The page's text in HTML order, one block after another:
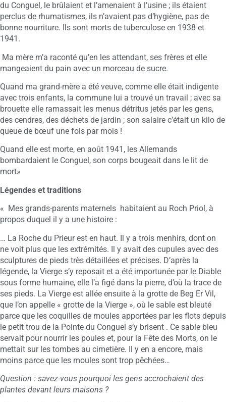
du Conguel, le brûlaient et l’amenaient à l’usine ; ils étaient
perclus de rhumatismes, ils n’avaient pas d’hygiène, pas de
bonne nourriture. Ils sont morts de tuberculose en 1938 et
1941.
Ma mère m’a raconté qu’en les attendant, ses frères et elle
mangeaient du pain avec un morceau de sucre.
Quand ma grand-mère a été veuve, comme elle était indigente
avec trois enfants, la commune lui a trouvé un travail ; avec sa
brouette elle ramassait les menus détritus jetés par les gens,
des cendres, des déchets de jardin ; son salaire c’était un kilo de
queue de bœuf une fois par mois !
Quand elle est morte, en août 1941, les Allemands
bombardaient le Conguel, son corps bougeait dans le lit de
mort»
Légendes et traditions
« Mes grands-parents maternels habitaient au Roch Priol, à
propos duquel il y a une histoire :
… La Roche du Prieur est en haut. Il y a trois menhirs, dont on
ne voit plus que les extrémités. Il y avait des cupules avec des
sculptures de pieds très détaillées et précises. D’après la
légende, la Vierge s’y reposait et a été importunée par le Diable
sous forme humaine, elle l’a figé dans la pierre, d’où la trace de
ses pieds. La Vierge est allée ensuite à la grotte de Beg Er Vil,
que l’on appelle « grotte de la Vierge », où le sable est bleuté
parce que les coquilles de moules apportées par les flots depuis
le petit trou de la Pointe du Conguel s’y brisent . Ce sable bleu
servait pour nourrir les poules et, pour la Fête des Morts, on le
mettait sur les tombes au cimetière. Il y en a encore, mais
moins parce que les moules sont trop pêchées…
Question : savez-vous pourquoi les gens accrochaient des
plantes devant leurs maisons ?